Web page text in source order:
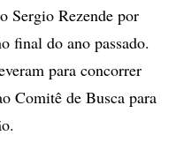
Sergio Rezende por
final do ano passado.
para concorrer
Comitê de Busca para